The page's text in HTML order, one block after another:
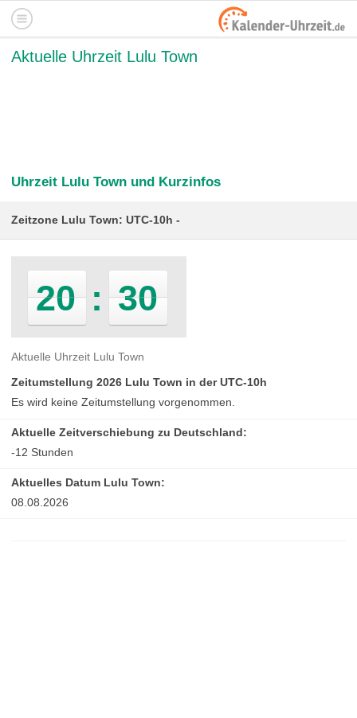
Aktuelle Uhrzeit Lulu Town
Uhrzeit Lulu Town und Kurzinfos
Zeitzone Lulu Town: UTC-10h
20 : 30
Aktuelle Uhrzeit Lulu Town
Zeitumstellung 2026 Lulu Town in der UTC-10h
Es wird keine Zeitumstellung vorgenommen.
Aktuelle Zeitverschiebung zu Deutschland:
-12 Stunden
Aktuelles Datum Lulu Town:
08.08.2026